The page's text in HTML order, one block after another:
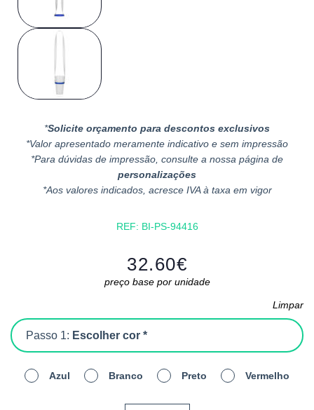
*Solicite orçamento para descontos exclusivos
*Valor apresentado meramente indicativo e sem impressão
*Para dúvidas de impressão, consulte a nossa página de
personalizações
*Aos valores indicados, acresce IVA à taxa em vigor
REF: BI-PS-94416
32.60€
preço base por unidade
Passo 1: Escolher cor *
Azul Branco Preto Vermelho
Limpar